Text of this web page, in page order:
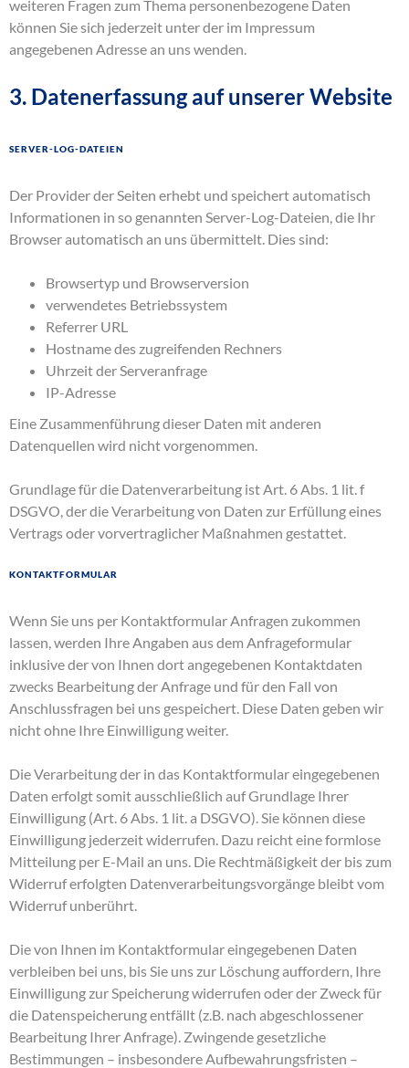
weiteren Fragen zum Thema personenbezogene Daten
können Sie sich jederzeit unter der im Impressum
angegebenen Adresse an uns wenden.
3. Datenerfassung auf unserer Website
Server-Log-Dateien
Der Provider der Seiten erhebt und speichert automatisch
Informationen in so genannten Server-Log-Dateien, die Ihr
Browser automatisch an uns übermittelt. Dies sind:
Browsertyp und Browserversion
verwendetes Betriebssystem
Referrer URL
Hostname des zugreifenden Rechners
Uhrzeit der Serveranfrage
IP-Adresse
Eine Zusammenführung dieser Daten mit anderen
Datenquellen wird nicht vorgenommen.
Grundlage für die Datenverarbeitung ist Art. 6 Abs. 1 lit. f
DSGVO, der die Verarbeitung von Daten zur Erfüllung eines
Vertrags oder vorvertraglicher Maßnahmen gestattet.
Kontaktformular
Wenn Sie uns per Kontaktformular Anfragen zukommen
lassen, werden Ihre Angaben aus dem Anfrageformular
inklusive der von Ihnen dort angegebenen Kontaktdaten
zwecks Bearbeitung der Anfrage und für den Fall von
Anschlussfragen bei uns gespeichert. Diese Daten geben wir
nicht ohne Ihre Einwilligung weiter.
Die Verarbeitung der in das Kontaktformular eingegebenen
Daten erfolgt somit ausschließlich auf Grundlage Ihrer
Einwilligung (Art. 6 Abs. 1 lit. a DSGVO). Sie können diese
Einwilligung jederzeit widerrufen. Dazu reicht eine formlose
Mitteilung per E-Mail an uns. Die Rechtmäßigkeit der bis zum
Widerruf erfolgten Datenverarbeitungsvorgänge bleibt vom
Widerruf unberührt.
Die von Ihnen im Kontaktformular eingegebenen Daten
verbleiben bei uns, bis Sie uns zur Löschung auffordern, Ihre
Einwilligung zur Speicherung widerrufen oder der Zweck für
die Datenspeicherung entfällt (z.B. nach abgeschlossener
Bearbeitung Ihrer Anfrage). Zwingende gesetzliche
Bestimmungen – insbesondere Aufbewahrungsfristen –